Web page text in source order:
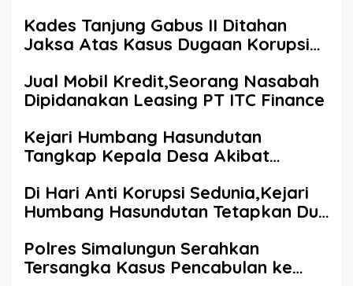
Kades Tanjung Gabus II Ditahan
Jaksa Atas Kasus Dugaan Korupsi
Jual Mobil Kredit,Seorang Nasabah
Dipidanakan Leasing PT ITC Finance
Kejari Humbang Hasundutan
Tangkap Kepala Desa Akibat
Di Hari Anti Korupsi Sedunia,Kejari
Humbang Hasundutan Tetapkan Dua
Polres Simalungun Serahkan
Tersangka Kasus Pencabulan ke